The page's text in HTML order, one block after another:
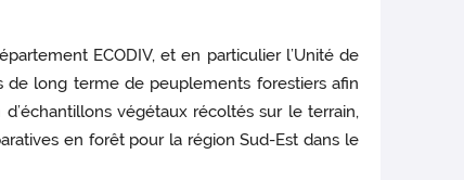
ECODIV, et en particulier l’Unité de
de long terme de peuplements forestiers afin
végétaux récoltés sur le terrain,
en forêt pour la région Sud-Est dans le